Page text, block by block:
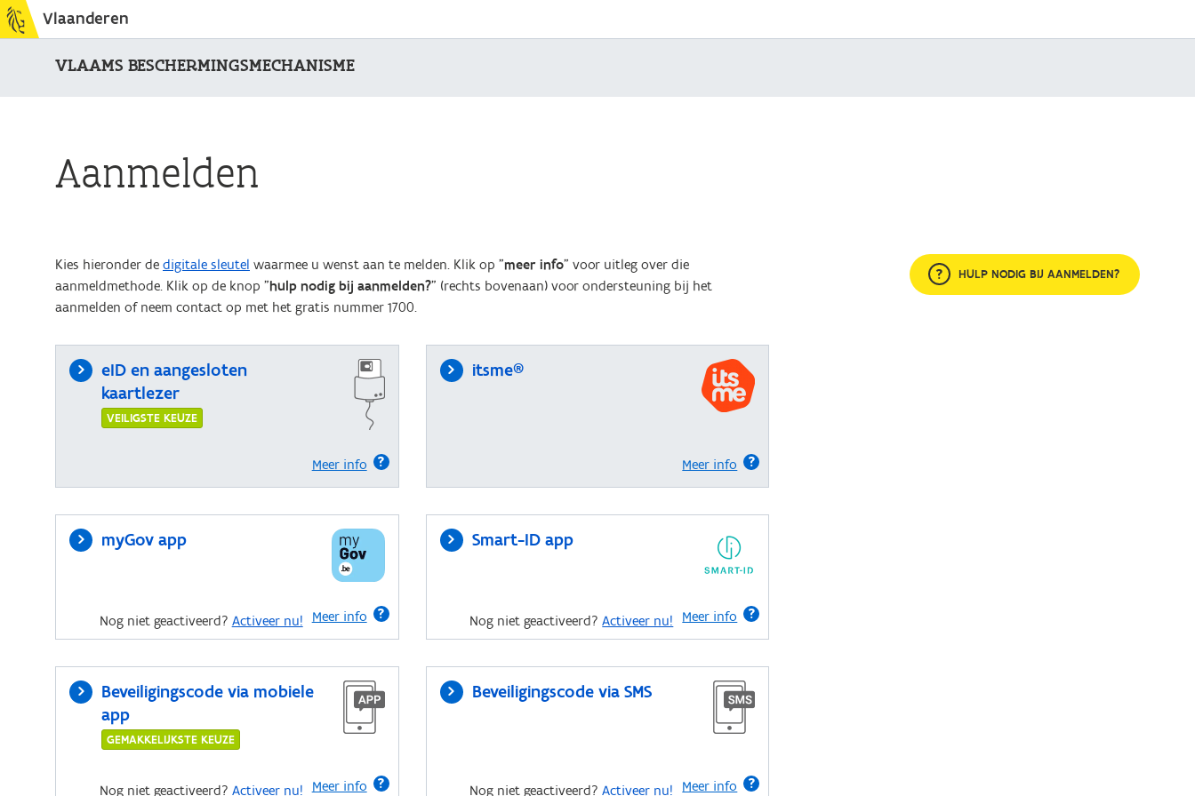
Vlaanderen
VLAAMS BESCHERMINGSMECHANISME
Aanmelden
Kies hieronder de digitale sleutel waarmee u wenst aan te melden. Klik op "meer info" voor uitleg over die
aanmeldmethode. Klik op de knop "hulp nodig bij aanmelden?" (rechts bovenaan) voor ondersteuning bij het
aanmelden of neem contact op met het gratis nummer 1700.
eID en aangesloten
kaartlezer
VEILIGSTE KEUZE
Meer info
itsme®
Meer info
myGov app
Meer info
Nog niet geactiveerd? Activeer nu!
Smart-ID app
Meer info
Nog niet geactiveerd?Activeer nu!
Beveiligingscode via mobiele
app
GEMAKKELIJKSTE KEUZE
Meer info
Nog niet geactiveerd? Activeer nu!
Beveiligingscode via SMS
Meer info
Nog niet geactiveerd?Activeer nu!
HULP NODIG BIJ AANMELDEN?